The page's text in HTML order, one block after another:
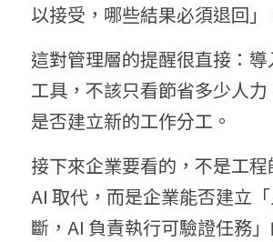
以接受，哪些結果必須退回」
這對管理層的提醒很直接：
工具，不該只看節省多少人
是否建立新的工作分工。
接下來企業要看的，不是工
AI 取代，而是企業能否建立
斷，AI 負責執行可驗證任務」